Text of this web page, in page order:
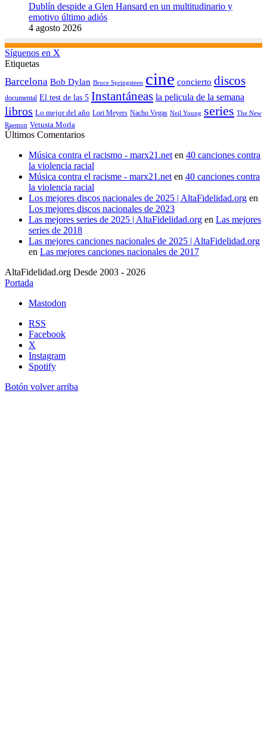
Dublín despide a Glen Hansard en un multitudinario y
emotivo último adiós
4 agosto 2026
Síguenos en X
Etiquetas
Barcelona Bob Dylan Bruce Springsteen cine concierto discos
documental El test de las 5 Instantáneas la pelicula de la semana
libros Lo mejor del año Lori Meyers Nacho Vegas Neil Young series The New
Raemon Vetusta Morla
Últimos Comentarios
Música contra el racismo - marx21.net en 40 canciones contra
la violencia racial
Música contra el racisme - marx21.net en 40 canciones contra
la violencia racial
Los mejores discos nacionales de 2025 | AltaFidelidad.org en
Los mejores discos nacionales de 2023
Las mejores series de 2025 | AltaFidelidad.org en Las mejores
series de 2018
Las mejores canciones nacionales de 2025 | AltaFidelidad.org
en Las mejores canciones nacionales de 2017
AltaFidelidad.org Desde 2003 - 2026
Portada
Mastodon
RSS
Facebook
X
Instagram
Spotify
Botón volver arriba